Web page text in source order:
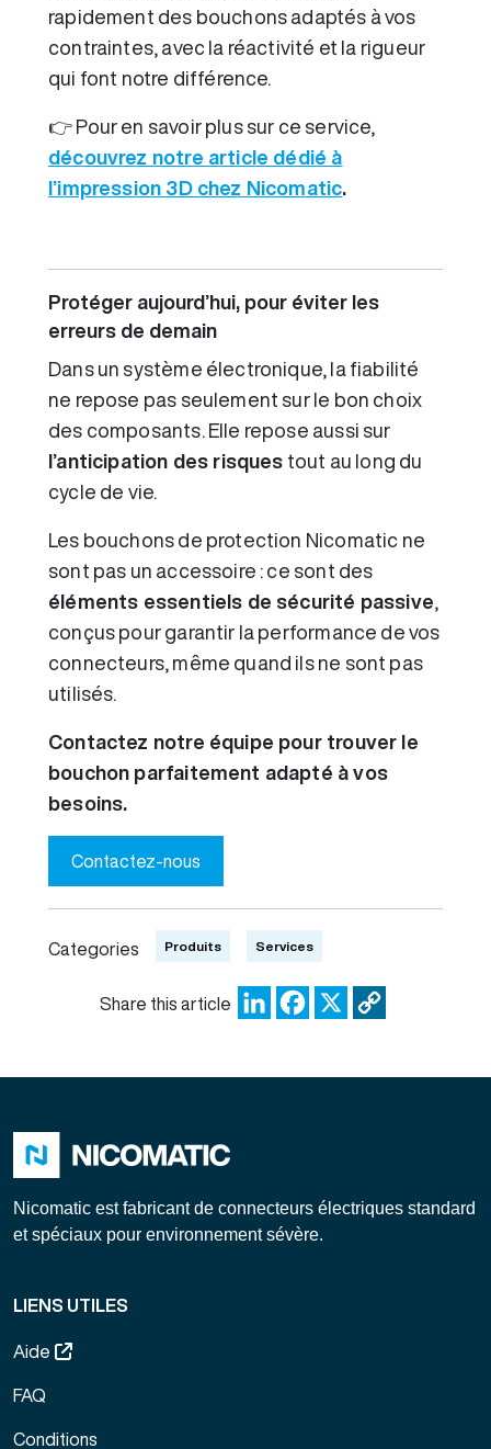
rapidement des bouchons adaptés à vos
contraintes, avec la réactivité et la rigueur
qui font notre différence.
👉 Pour en savoir plus sur ce service,
découvrez notre article dédié à
l’impression 3D chez Nicomatic.
Protéger aujourd’hui, pour éviter les
erreurs de demain
Dans un système électronique, la fiabilité
ne repose pas seulement sur le bon choix
des composants. Elle repose aussi sur
l’anticipation des risques tout au long du
cycle de vie.
Les bouchons de protection Nicomatic ne
sont pas un accessoire : ce sont des
éléments essentiels de sécurité passive
conçus pour garantir la performance de vos
connecteurs, même quand ils ne sont pas
utilisés.
Contactez notre équipe pour trouver le
bouchon parfaitement adapté à vos
besoins.
Contactez-nous
Categories Produits Services
Share this article LinkedInFacebook
Nicomatic est fabricant de connecteurs électriques standard
et spéciaux pour environnement sévère.
LIENS UTILES
Aide
FAQ
Conditions